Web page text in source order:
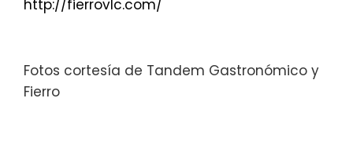
http://fierrovlc.com/
Fotos cortesía de Tandem Gastronómico y
Fierro